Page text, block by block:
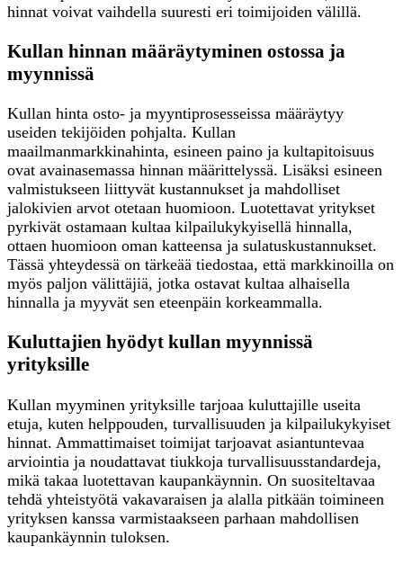
hinnat voivat vaihdella suuresti eri toimijoiden välillä.
Kullan hinnan määräytyminen ostossa ja
myynnissä
Kullan hinta osto- ja myyntiprosesseissa määräytyy
useiden tekijöiden pohjalta. Kullan
maailmanmarkkinahinta, esineen paino ja kultapitoisuus
ovat avainasemassa hinnan määrittelyssä. Lisäksi esineen
valmistukseen liittyvät kustannukset ja mahdolliset
jalokivien arvot otetaan huomioon. Luotettavat yritykset
pyrkivät ostamaan kultaa kilpailukykyisellä hinnalla,
ottaen huomioon oman katteensa ja sulatuskustannukset.
Tässä yhteydessä on tärkeää tiedostaa, että markkinoilla on
myös paljon välittäjiä, jotka ostavat kultaa alhaisella
hinnalla ja myyvät sen eteenpäin korkeammalla.
Kuluttajien hyödyt kullan myynnissä
yrityksille
Kullan myyminen yrityksille tarjoaa kuluttajille useita
etuja, kuten helppouden, turvallisuuden ja kilpailukykyiset
hinnat. Ammattimaiset toimijat tarjoavat asiantuntevaa
arviointia ja noudattavat tiukkoja turvallisuusstandardeja,
mikä takaa luotettavan kaupankäynnin. On suositeltavaa
tehdä yhteistyötä vakavaraisen ja alalla pitkään toimineen
yrityksen kanssa varmistaakseen parhaan mahdollisen
kaupankäynnin tuloksen.